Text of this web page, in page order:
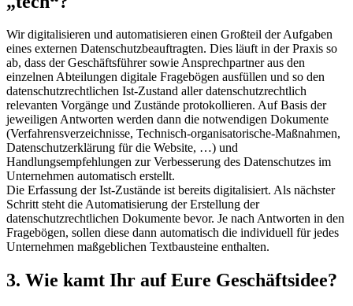
Wir digitalisieren und automatisieren einen Großteil der Aufgaben
eines externen Datenschutzbeauftragten. Dies läuft in der Praxis so
ab, dass der Geschäftsführer sowie Ansprechpartner aus den
einzelnen Abteilungen digitale Fragebögen ausfüllen und so den
datenschutzrechtlichen Ist-Zustand aller datenschutzrechtlich
relevanten Vorgänge und Zustände protokollieren. Auf Basis der
jeweiligen Antworten werden dann die notwendigen Dokumente
(Verfahrensverzeichnisse, Technisch-organisatorische-Maßnahmen,
Datenschutzerklärung für die Website, …) und
Handlungsempfehlungen zur Verbesserung des Datenschutzes im
Unternehmen automatisch erstellt.
Die Erfassung der Ist-Zustände ist bereits digitalisiert. Als nächster
Schritt steht die Automatisierung der Erstellung der
datenschutzrechtlichen Dokumente bevor. Je nach Antworten in den
Fragebögen, sollen diese dann automatisch die individuell für jedes
Unternehmen maßgeblichen Textbausteine enthalten.
3. Wie kamt Ihr auf Eure Geschäftsidee?